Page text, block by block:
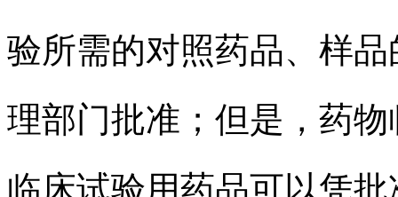
验所需的对照药品、样
理部门批准；但是，药
临床试验用药品可以凭